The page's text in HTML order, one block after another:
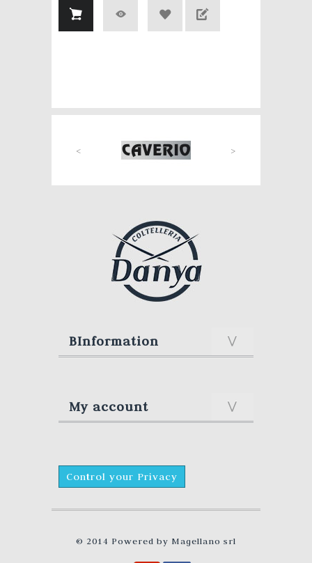
< >
BInformation
My account
Control your Privacy
© 2014 Powered by Magellano srl